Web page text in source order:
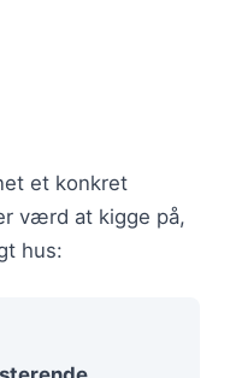
et konkret
værd at kigge på,
hus: